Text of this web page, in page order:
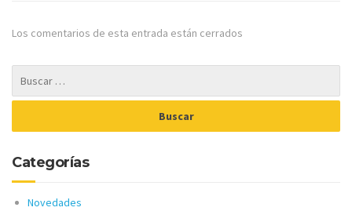
Los comentarios de esta entrada están cerrados
Categorías
Novedades